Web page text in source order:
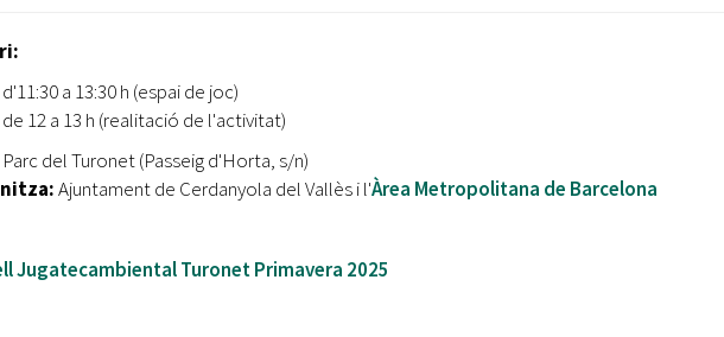
d'11:30 a 13:30 h (espai de joc)
de 12 a 13 h (realitació de l'activitat)
Parc del Turonet (Passeig d'Horta, s/n)
Ajuntament de Cerdanyola del Vallès i l'Àrea Metropolitana de Barcelona
Jugatecambiental Turonet Primavera 2025